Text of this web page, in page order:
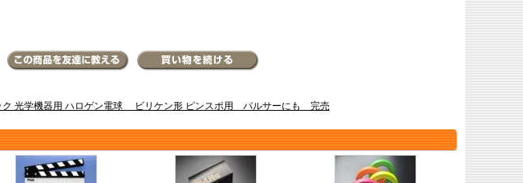
光学機器用 ハロゲン電球 ビリケン形 ピンスポ用 パルサーにも 完売